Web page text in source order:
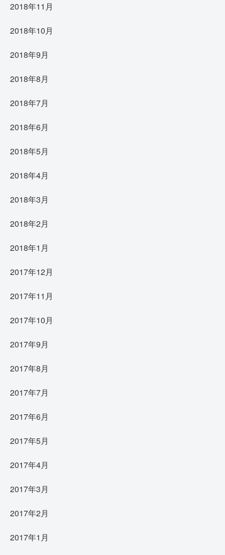
2018年11月
2018年10月
2018年9月
2018年8月
2018年7月
2018年6月
2018年5月
2018年4月
2018年3月
2018年2月
2018年1月
2017年12月
2017年11月
2017年10月
2017年9月
2017年8月
2017年7月
2017年6月
2017年5月
2017年4月
2017年3月
2017年2月
2017年1月